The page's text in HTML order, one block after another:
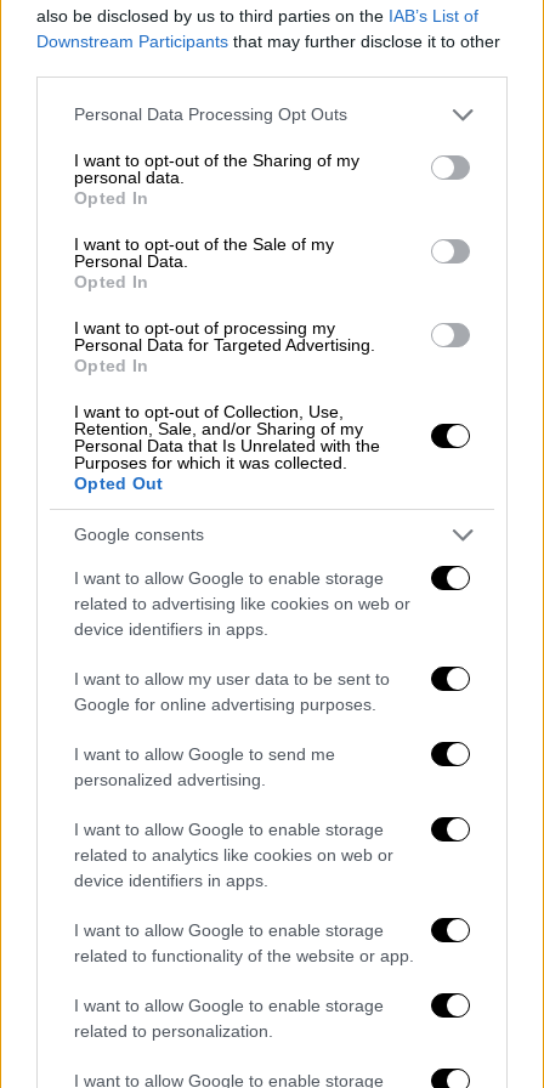
also be disclosed by us to third parties on the IAB’s List of
Downstream Participants that may further disclose it to other
Please note that this website/app uses one or more Google
not limited to your visit or usage behaviour. You may click to
grant or deny consent to Google and its third-party tags to
use your data for below specified purposes in below Google
consent section.
Personal Data Processing Opt Outs
I want to opt-out of the Sharing of my
personal data.
Opted In
I want to opt-out of the Sale of my
Personal Data.
Opted In
I want to opt-out of processing my
Personal Data for Targeted Advertising.
Opted In
I want to opt-out of Collection, Use,
Retention, Sale, and/or Sharing of my
Personal Data that Is Unrelated with the
Purposes for which it was collected.
Opted Out
Google consents
I want to allow Google to enable storage
related to advertising like cookies on web or
device identifiers in apps.
I want to allow my user data to be sent to
Google for online advertising purposes.
I want to allow Google to send me
personalized advertising.
I want to allow Google to enable storage
related to analytics like cookies on web or
device identifiers in apps.
I want to allow Google to enable storage
related to functionality of the website or app.
I want to allow Google to enable storage
related to personalization.
I want to allow Google to enable storage
Κόσμος|31.10.2018 15:55
Η Ρωσική Εκκλησία στέλνει επιστολή
στο ΥΠΕΞ
Στο επίκεντρο, το «καυτό» ζήτημα των
ημερών για το αυτοκέφαλο της Ουκρανικής
Εκκλησίας
ΑΛΛΑ #TAGS
αυτοκέφαλο
Τουρκία
Ορθοδοξία
Οικουμενικός Πατριάρχης
Βαρθολομαίος
υπουργείο Εξωτερικών
επιστολή